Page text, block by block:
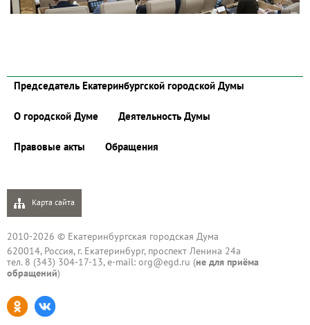
Председатель Екатеринбургской городской Думы
О городской Думе Деятельность Думы
Правовые акты Обращения
Карта сайта
2010-2026 © Екатеринбургская городская Дума
620014, Россия, г. Екатеринбург, проспект Ленина 24а
тел. 8 (343) 304-17-13, e-mail: org@egd.ru (не для приёма
обращений)